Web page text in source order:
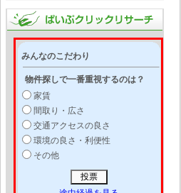
みんなのこだわり
物件探しで一番重視するのは？
家賃
間取り・広さ
交通アクセスの良さ
環境の良さ・利便性
その他